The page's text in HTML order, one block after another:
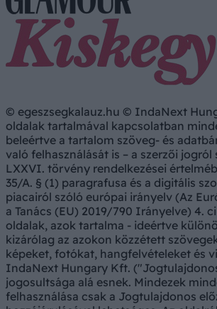
© egeszsegkalauz.hu © IndaNext
oldalak tartalmával kapcsolatban
beleértve a tartalom szöveg- és
való felhasználását is – a szerzői jogról
LXXVI. törvény rendelkezései
35/A. § (1) paragrafusa és a digitális
piacairól szóló európai irányelv (Az
a Tanács (EU) 2019/790 Irányelve) 4.
oldalak, azok tartalma - ideértve
kizárólag az azokon közzétett
képeket, fotókat, hangfelvételeket és
IndaNext Hungary Kft.
jogosultsága alá esnek. Mindezek
felhasználása csak a Jogtulajdonos